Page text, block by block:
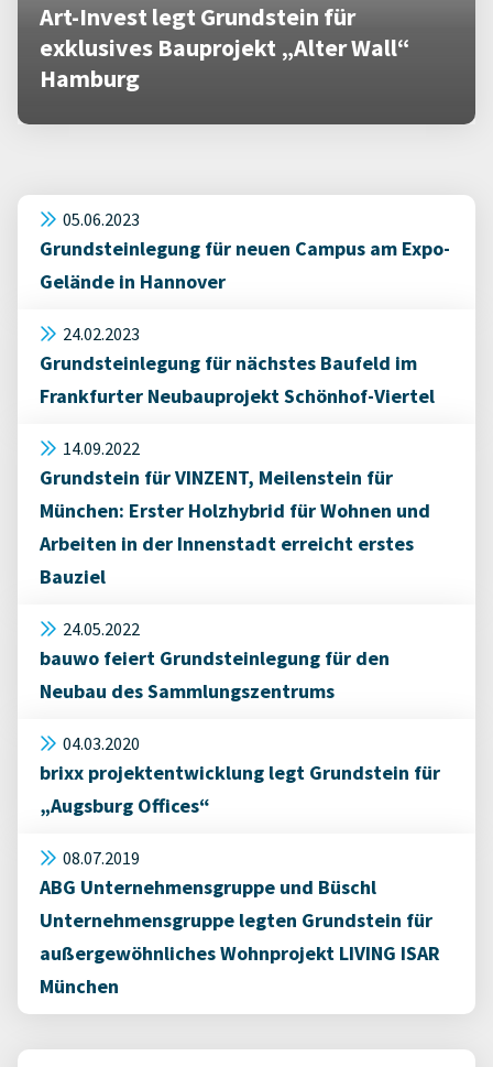
Art-Invest legt Grundstein für
exklusives Bauprojekt „Alter Wall“
Hamburg
05.06.2023
Grundsteinlegung für neuen Campus am Expo-
Gelände in Hannover
24.02.2023
Grundsteinlegung für nächstes Baufeld im
Frankfurter Neubauprojekt Schönhof-Viertel
14.09.2022
Grundstein für VINZENT, Meilenstein für
München: Erster Holzhybrid für Wohnen und
Arbeiten in der Innenstadt erreicht erstes
Bauziel
24.05.2022
bauwo feiert Grundsteinlegung für den
Neubau des Sammlungszentrums
04.03.2020
brixx projektentwicklung legt Grundstein für
„Augsburg Offices“
08.07.2019
ABG Unternehmensgruppe und Büschl
Unternehmensgruppe legten Grundstein für
außergewöhnliches Wohnprojekt LIVING ISAR
München